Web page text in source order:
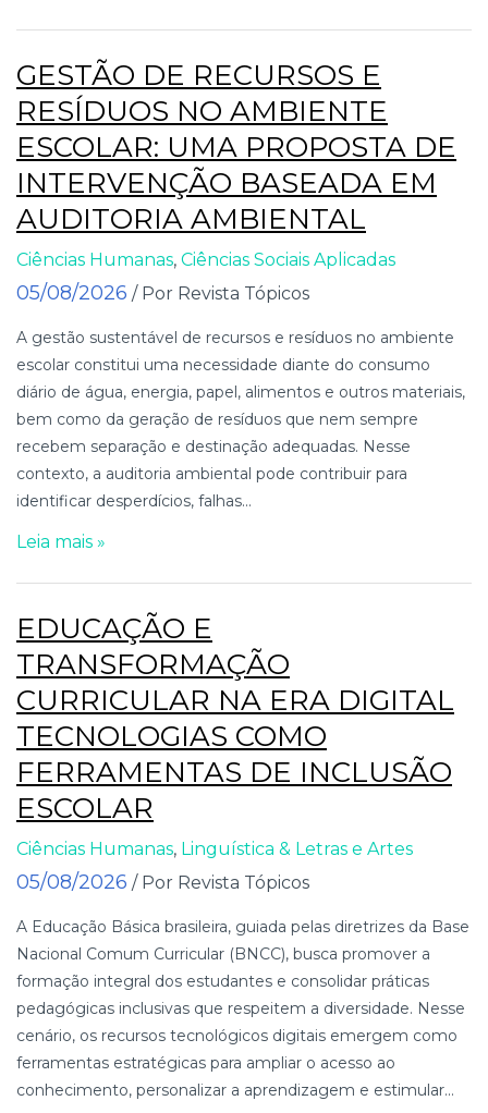
GESTÃO DE RECURSOS E
RESÍDUOS NO AMBIENTE
ESCOLAR: UMA PROPOSTA DE
INTERVENÇÃO BASEADA EM
AUDITORIA AMBIENTAL
Ciências Humanas, Ciências Sociais Aplicadas
05/08/2026 / Por Revista Tópicos
A gestão sustentável de recursos e resíduos no ambiente
escolar constitui uma necessidade diante do consumo
diário de água, energia, papel, alimentos e outros materiais,
bem como da geração de resíduos que nem sempre
recebem separação e destinação adequadas. Nesse
contexto, a auditoria ambiental pode contribuir para
identificar desperdícios, falhas...
Leia mais »
EDUCAÇÃO E
TRANSFORMAÇÃO
CURRICULAR NA ERA DIGITAL
TECNOLOGIAS COMO
FERRAMENTAS DE INCLUSÃO
ESCOLAR
Ciências Humanas, Linguística & Letras e Artes
05/08/2026 / Por Revista Tópicos
A Educação Básica brasileira, guiada pelas diretrizes da Base
Nacional Comum Curricular (BNCC), busca promover a
formação integral dos estudantes e consolidar práticas
pedagógicas inclusivas que respeitem a diversidade. Nesse
cenário, os recursos tecnológicos digitais emergem como
ferramentas estratégicas para ampliar o acesso ao
conhecimento, personalizar a aprendizagem e estimular...